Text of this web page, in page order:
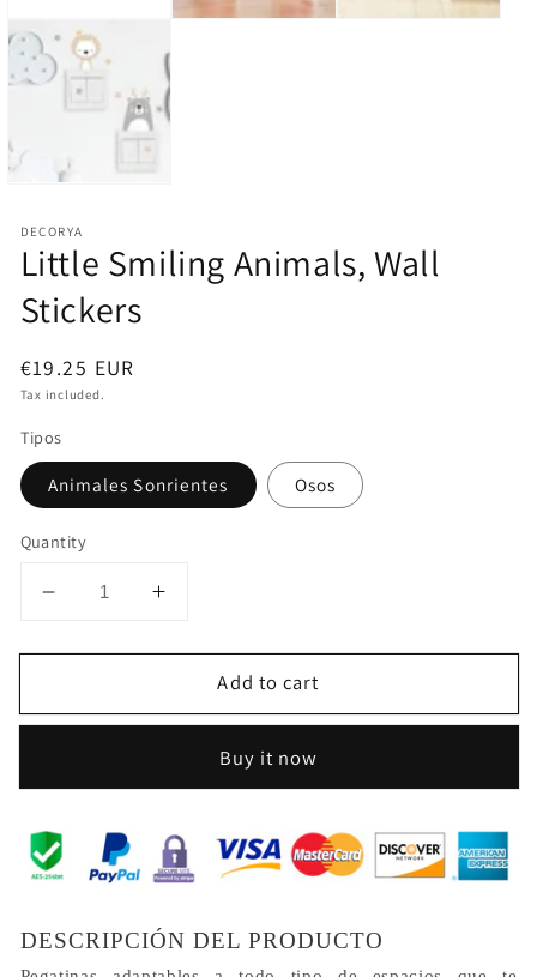
DECORYA
Little Smiling Animals, Wall
Stickers
Regular
price
€19.25 EUR
Tax included.
Tipos
Animales Sonrientes Osos
Quantity
Decrease
for
Smiling
Stickers
Increase
for
Smiling
Stickers
Add to cart
Buy it now
DESCRIPCIÓN DEL PRODUCTO